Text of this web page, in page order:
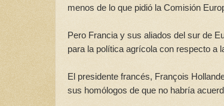
menos de lo que pidió la Comisión
Pero Francia y sus aliados del sur de
para la política agrícola con respecto a
El presidente francés, François
sus homólogos de que no habría